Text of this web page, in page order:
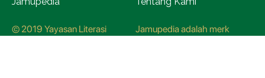
© 2019 Yayasan Literasi
Jamupedia adalah merk